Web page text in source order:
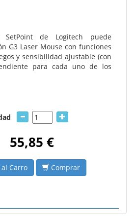
de Logitech puede
G3 Laser Mouse con funciones
y sensibilidad ajustable (con
para cada uno de los
55,85 €
Carro Comprar